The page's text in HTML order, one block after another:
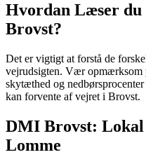
Hvordan Læser
Brovst?
Det er vigtigt at forstå de
vejrudsigten. Vær opmærksom
skytæthed og
kan forvente af vejret i Brovst.
DMI Brovst:
Lomme